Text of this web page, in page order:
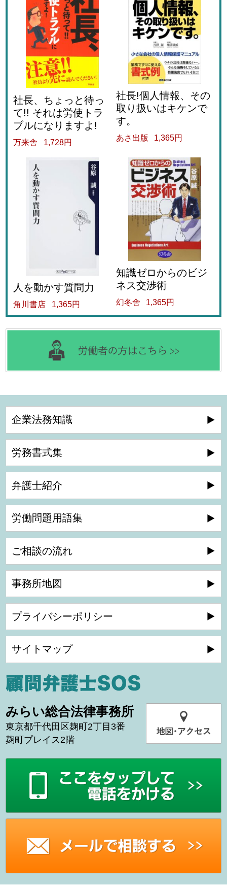
社長、ちょっと待っ
て!! それは労使トラ
ブルになりますよ!
万来舎 1,728円
社長!個人情報、その
取り扱いはキケンで
す。
あさ出版 1,365円
人を動かす質問力
角川書店 1,365円
知識ゼロからのビジ
ネス交渉術
幻冬舎 1,365円
企業法務知識
労務書式集
弁護士紹介
労働問題用語集
ご相談の流れ
事務所地図
プライバシーポリシー
サイトマップ
みらい総合法律事務所
東京都千代田区麹町2丁目3番
麹町プレイス2階